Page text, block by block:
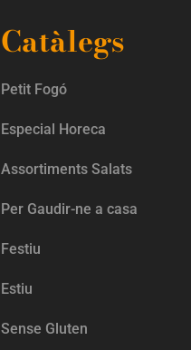
Catàlegs
Petit Fogó
Especial Horeca
Assortiments Salats
Per Gaudir-ne a casa
Festiu
Estiu
Sense Gluten